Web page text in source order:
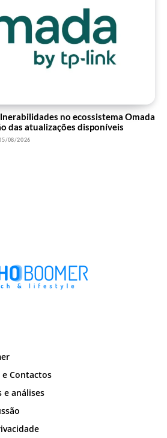
no ecossistema Omada
das atualizações disponíveis
08/2026
e Contactos
e análises